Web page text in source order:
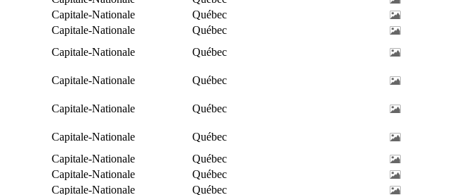
Capitale-Nationale
Québec
Capitale-Nationale
Québec
Capitale-Nationale
Québec
Capitale-Nationale
Québec
Capitale-Nationale
Québec
Capitale-Nationale
Québec
Capitale-Nationale
Québec
Capitale-Nationale
Québec
Capitale-Nationale Québec